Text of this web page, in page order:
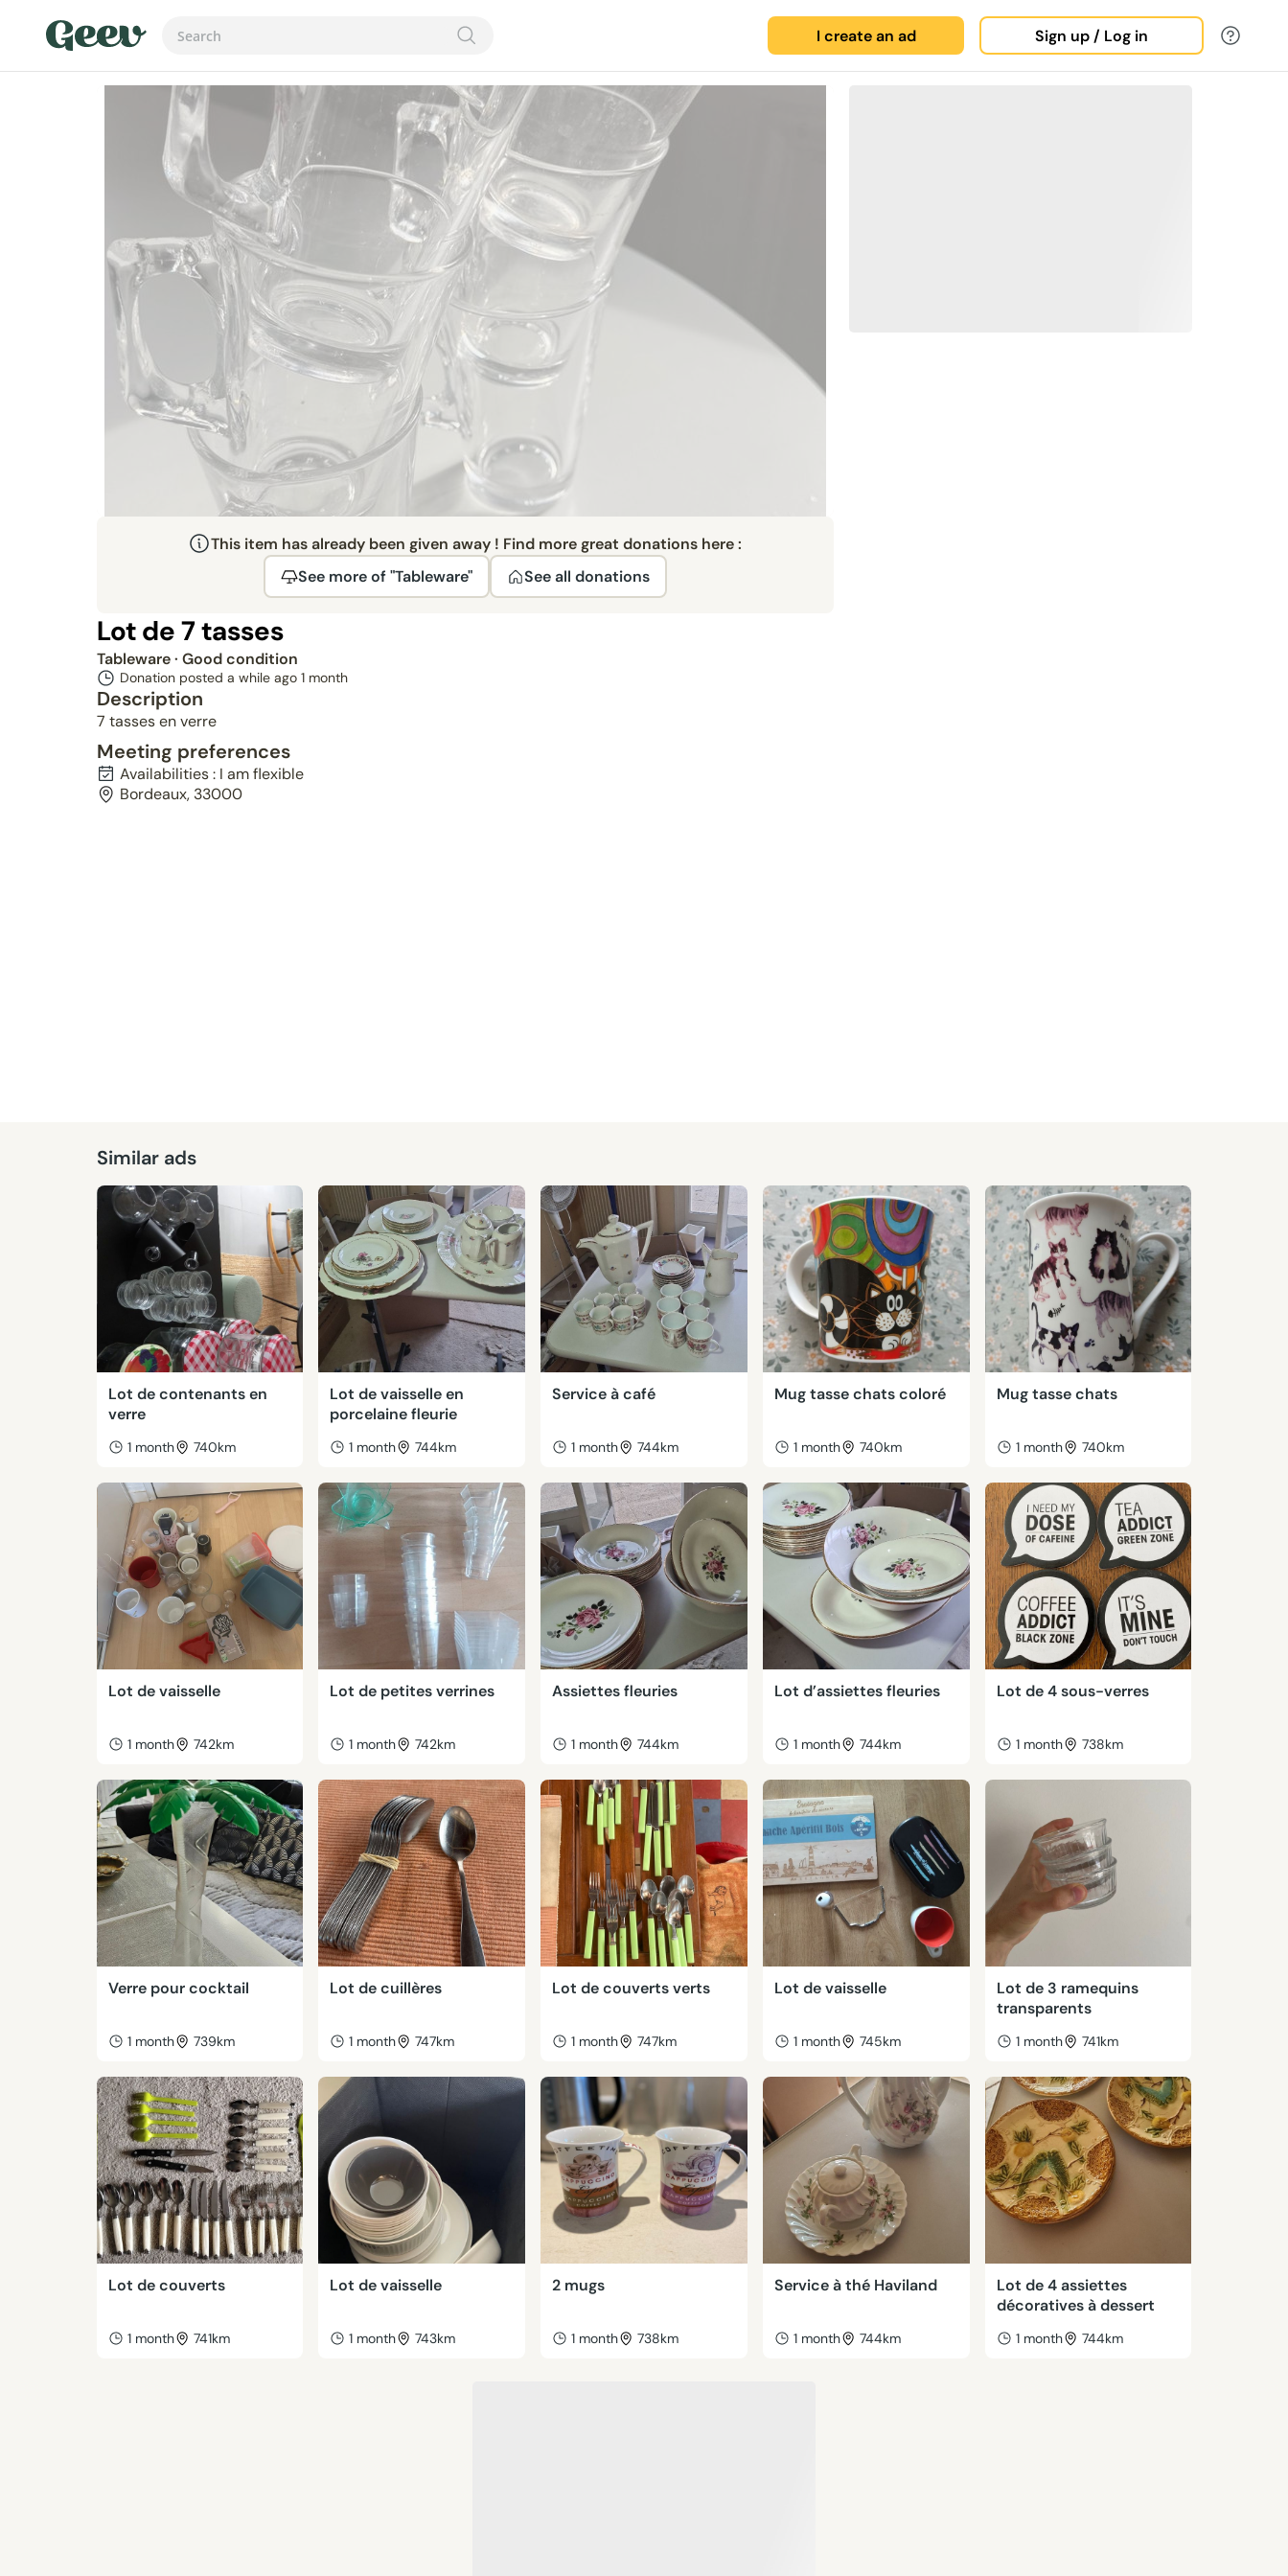
I create an ad Sign up / Log in
This item has already been given away ! Find more great donations here :
See more of "Tableware"
See all donations
Lot de 7 tasses
Tableware· Good condition
Donation posted a while ago 1 month
Description
7 tasses en verre
Meeting preferences
Availabilities : I am flexible
Bordeaux, 33000
Similar ads
Lot de contenants en
verre
1 month 740km
Lot de vaisselle en
porcelaine fleurie
1 month 744km
Service à café
1 month 744km
Mug tasse chats coloré
1 month 740km
Mug tasse chats
1 month 740km
Lot de vaisselle
1 month 742km
Lot de petites verrines
1 month 742km
Assiettes fleuries
1 month 744km
Lot d’assiettes fleuries
1 month 744km
Lot de 4 sous-verres
1 month 738km
Verre pour cocktail
1 month 739km
Lot de cuillères
1 month 747km
Lot de couverts verts
1 month 747km
Lot de vaisselle
1 month 745km
Lot de 3 ramequins
transparents
1 month 741km
Lot de couverts
1 month 741km
Lot de vaisselle
1 month 743km
2 mugs
1 month 738km
Service à thé Haviland
1 month 744km
Lot de 4 assiettes
décoratives à dessert
1 month 744km